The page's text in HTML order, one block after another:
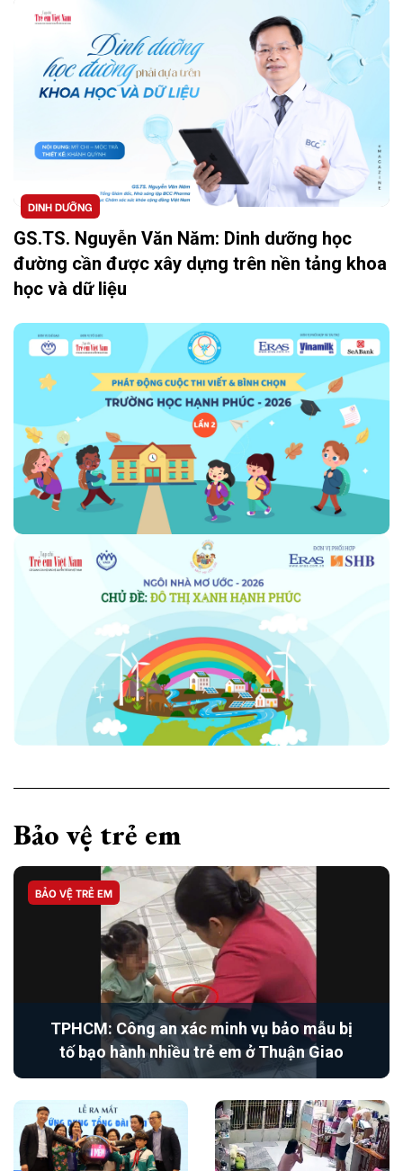
DINH DƯỠNG
GS.TS. Nguyễn Văn Năm: Dinh dưỡng học
đường cần được xây dựng trên nền tảng khoa
học và dữ liệu
Bảo vệ trẻ em
BẢO VỆ TRẺ EM
TPHCM: Công an xác minh vụ bảo mẫu bị
tố bạo hành nhiều trẻ em ở Thuận Giao